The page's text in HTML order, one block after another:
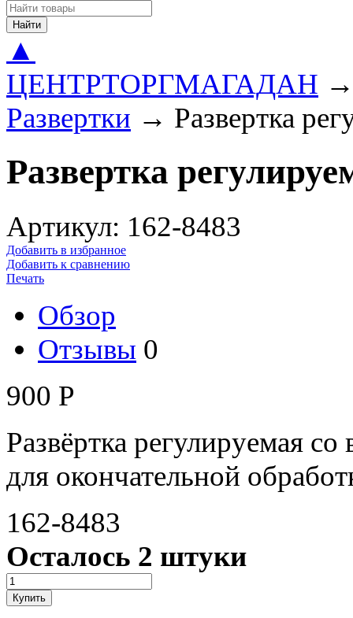
Найти
▲
ЦЕНТРТОРГМАГАДАН
Развертки → Развертка
Развертка
Артикул: 162-8483
Добавить в избранное
Добавить к сравнению
Печать
Обзор
Отзывы 0
900 Р
Развёртка регулируемая
для окончательной
162-8483
Осталось 2 штуки